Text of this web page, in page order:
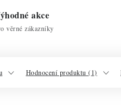
akce
věrné zákazníky
Hodnocení produktu (1)